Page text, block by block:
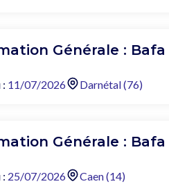
Générale :
: 11/07/2026 Darnétal (76)
Générale :
: 25/07/2026 Caen (14)